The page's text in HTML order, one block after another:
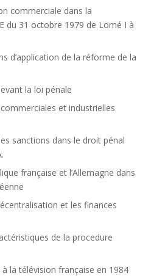
commerciale dans la
du 31 octobre 1979 de Lomé I à
d’application de la réforme de la
la loi pénale
et industrielles
sanctions dans le droit pénal
française et l’Allemagne dans
et les finances
de la procedure
à la télévision française en 1984